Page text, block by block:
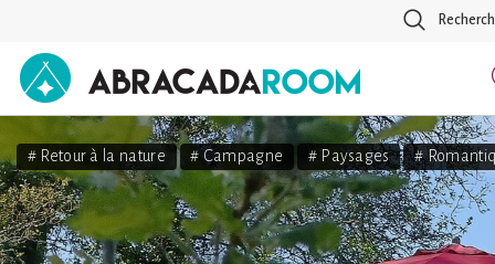
AbracadaRoom
# Retour à la nature # Campagne # Paysages #